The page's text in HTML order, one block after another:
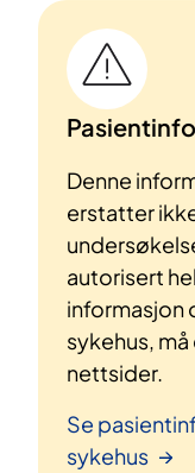
Denne
erstatter
autorisert
informasjon
sykehus,
nettsider.
Se
sykehus